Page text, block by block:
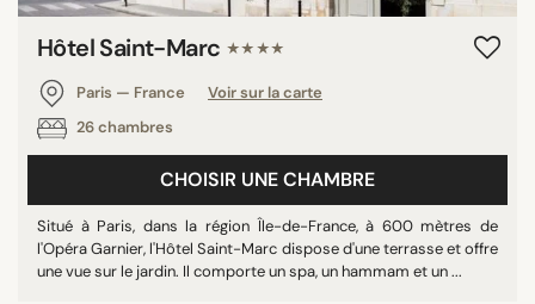
Hôtel Saint-Marc ★★★★
Paris — France
Voir sur la carte
26 chambres
CHOISIR UNE CHAMBRE
Situé à Paris, dans la région Île-de-France, à 600 mètres de
l'Opéra Garnier, l'Hôtel Saint-Marc dispose d'une terrasse et offre
une vue sur le jardin. Il comporte un spa, un hammam et un ...